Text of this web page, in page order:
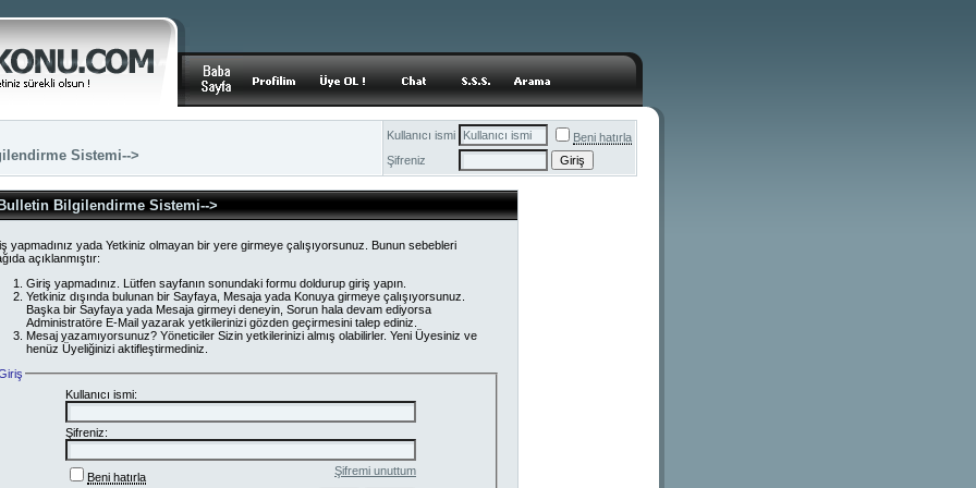
Sistemi-->
Kullanıcı ismi
Beni hatırla
Şifreniz
Bilgilendirme Sistemi-->
yapmadınız yada Yetkiniz olmayan bir yere girmeye çalışıyorsunuz. Bunun sebebleri
açıklanmıştır:
Giriş yapmadınız. Lütfen sayfanın sonundaki formu doldurup giriş yapın.
Yetkiniz dışında bulunan bir Sayfaya, Mesaja yada Konuya girmeye çalışıyorsunuz.
Başka bir Sayfaya yada Mesaja girmeyi deneyin, Sorun hala devam ediyorsa
Administratöre E-Mail yazarak yetkilerinizi gözden geçirmesini talep ediniz.
Mesaj yazamıyorsunuz? Yöneticiler Sizin yetkilerinizi almış olabilirler. Yeni Üyesiniz ve
henüz Üyeliğinizi aktifleştirmediniz.
Kullanıcı ismi:
Şifreniz:
Şifremi unuttum
Beni hatırla